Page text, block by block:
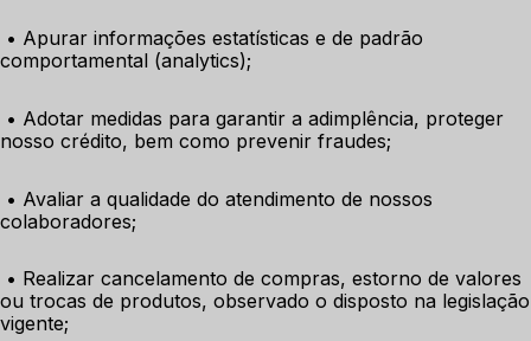
• Apurar informações estatísticas e de padrão
comportamental (analytics);
• Adotar medidas para garantir a adimplência, proteger
nosso crédito, bem como prevenir fraudes;
• Avaliar a qualidade do atendimento de nossos
colaboradores;
• Realizar cancelamento de compras, estorno de valores
ou trocas de produtos, observado o disposto na legislação
vigente;